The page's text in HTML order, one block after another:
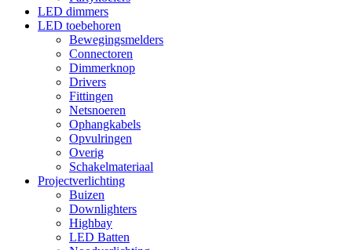
LED dimmers
LED toebehoren
Bewegingsmelders
Connectoren
Dimmerknop
Drivers
Fittingen
Netsnoeren
Ophangkabels
Opvulringen
Overig
Schakelmateriaal
Projectverlichting
Buizen
Downlighters
Highbay
LED Batten